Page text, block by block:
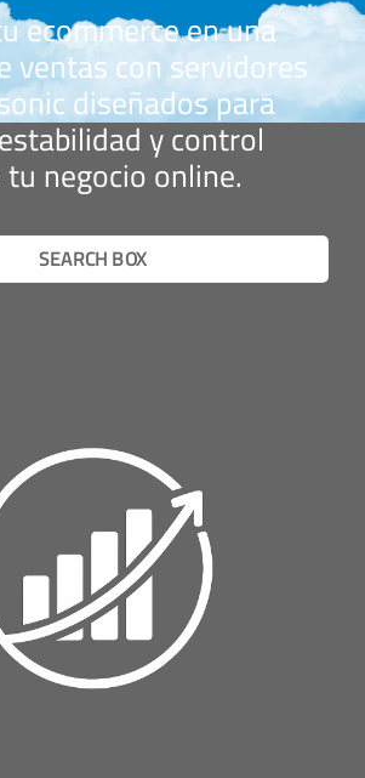
ecommerce en una
ventas con servidores
diseñados para
y control
negocio online.
SEARCH BOX